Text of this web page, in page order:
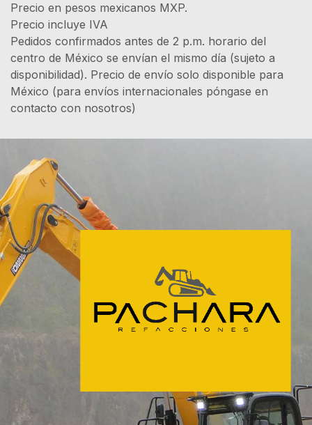
Precio en pesos mexicanos MXP.
Precio incluye IVA
Pedidos confirmados antes de 2 p.m. horario del
centro de México se envían el mismo día (sujeto a
disponibilidad). Precio de envío solo disponible para
México (para envíos internacionales póngase en
contacto con nosotros)